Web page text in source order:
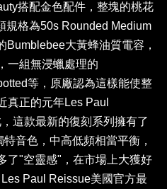
搭配金色配件，整塊的桃花
規格為50s Rounded Medium
大黃蜂油質電容，
一組無浸蠟處理的
等，原廠認為這樣能使整
真正的元年Les Paul
這款最新的復刻系列擁有了
音色，中高低頻相當平衡，
了"空靈感"，在市場上大獲好
Paul Reissue美國官方最